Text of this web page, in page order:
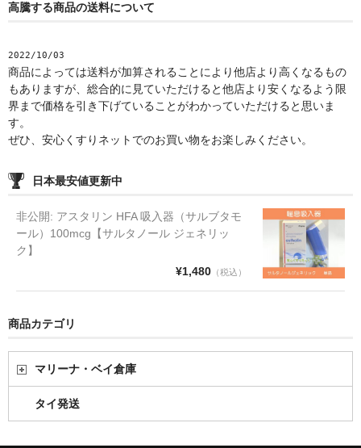
高騰する商品の送料について
2022/10/03
商品によっては送料が加算されることにより他店より高くなるもの
もありますが、総合的に見ていただけると他店より安くなるよう限
界まで価格を引き下げていることがわかっていただけると思いま
す。
ぜひ、安心くすりネットでのお買い物をお楽しみください。
日本最安値更新中
非公開: アスタリン HFA 吸入器（サルブタモ
ール）100mcg【サルタノール ジェネリッ
ク】
¥1,480（税込）
商品カテゴリ
マリーナ・ベイ倉庫
タイ発送